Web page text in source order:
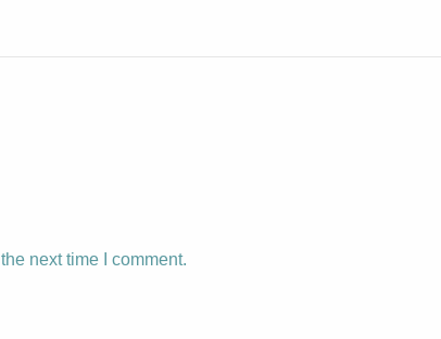
next time I comment.